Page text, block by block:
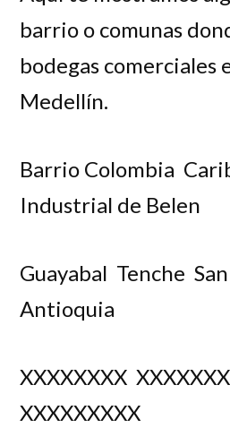
barrio o comunas
bodegas comerciales
Medellín.
Barrio Colombia
Industrial de Belen
Guayabal Tenche
Antioquia
XXXXXXXX
XXXXXXXXX